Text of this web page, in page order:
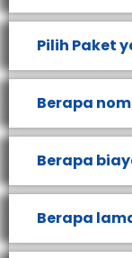
Pilih Paket
Berapa
Berapa
Berapa